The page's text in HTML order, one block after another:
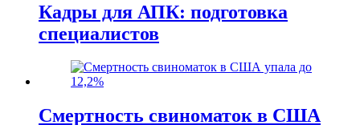
Кадры для АПК: подготовка
специалистов
Смертность свиноматок в США